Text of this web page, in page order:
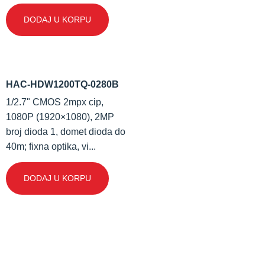
DODAJ U KORPU
HAC-HDW1200TQ-0280B
1/2.7" CMOS 2mpx cip,
1080P (1920×1080), 2MP
broj dioda 1, domet dioda do
40m; fixna optika, vi...
DODAJ U KORPU